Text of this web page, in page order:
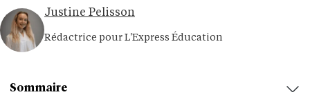
Justine Pelisson
Rédactrice pour L'Express Éducation
Sommaire